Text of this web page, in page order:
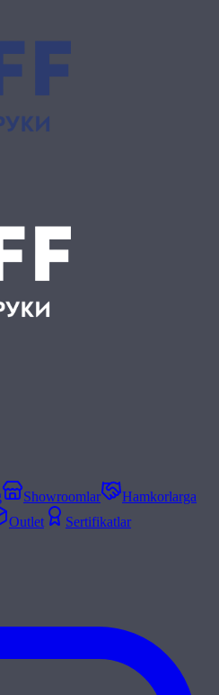
Showroomlar
Hamkorlarga
Outlet
Sertifikatlar